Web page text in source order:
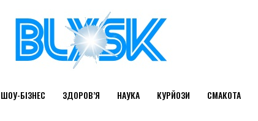
ШОУ-БІЗНЕС ЗДОРОВ’Я НАУКА КУРЙОЗИ СМАКОТА